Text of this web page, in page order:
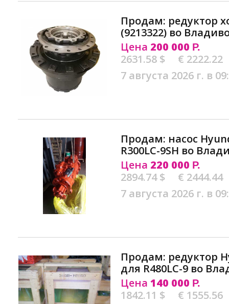
Продам: редуктор
(9213322) во
Цена 200 000 Р.
2631.58 $
€ 2222.22
7 августа 2026 г. в
Продам: насос
R300LC-9SH во
Цена 220 000 Р.
2894.74 $
€ 2444.44
7 августа 2026 г. в
Продам: редуктор
для R480LC-9 во
Цена 140 000 Р.
1842.11 $
€ 1555.56